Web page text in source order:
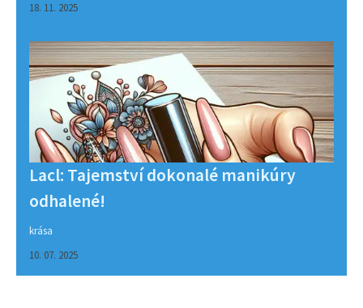
18. 11. 2025
Lacl: Tajemství dokonalé manikúry
odhalené!
krása
10. 07. 2025